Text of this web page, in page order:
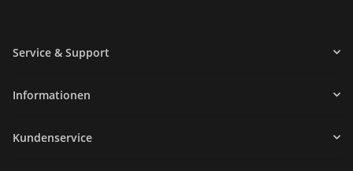
Service & Support
Informationen
Kundenservice